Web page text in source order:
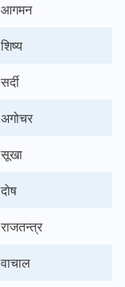
आगमन
शिष्य
सर्दी
अगोचर
सूखा
दोष
राजतन्त्र
वाचाल